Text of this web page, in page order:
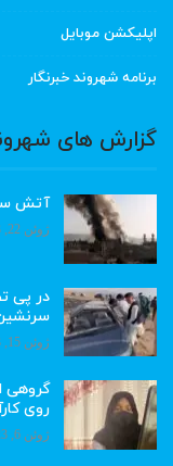
اپلیکشن موبایل
برنامه شهروند خبرنگار
گزارش های
آتش
ژوئن 22, 2023
در پی
ژوئن 15, 2023
گروهی
روی
ژوئن 6, 2023